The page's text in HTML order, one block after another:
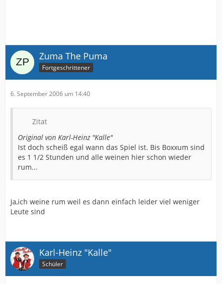
Zuma The Puma
Fortgeschrittener
6. September 2006 um 14:40
Zitat
Original von Karl-Heinz "Kalle"
Ist doch scheiß egal wann das Spiel ist. Bis Boxxum sind
es 1 1/2 Stunden und alle weinen hier schon wieder
rum...
Ja,ich weine rum weil es dann einfach leider viel weniger
Leute sind
Karl-Heinz "Kalle"
Schüler